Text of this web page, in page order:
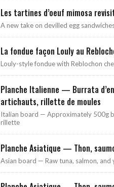
Les tartines d’oeuf mimosa
A new take on devilled egg
La fondue façon Louly au
Louly-style fondue with Reblochon
Planche Italienne — Burrata
artichauts, rillette de moules
Italian board — Approximately 500g
rillette
Planche Asiatique — Thon,
Asian board — Raw tuna, salmon,